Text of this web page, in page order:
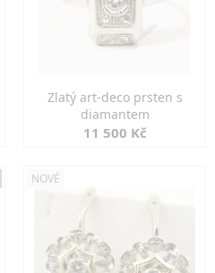
Zlatý art-deco prsten s
diamantem
11 500 Kč
NOVÉ